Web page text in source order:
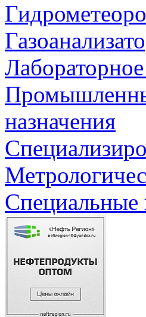
назначения
Специальные